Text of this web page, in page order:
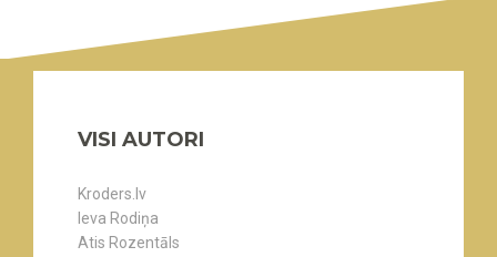
VISI AUTORI
Kroders.lv
Ieva Rodiņa
Atis Rozentāls